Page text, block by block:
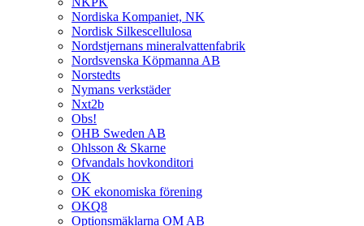
Nordiska Kompaniet, NK
Nordisk Silkescellulosa
Nordstjernans mineralvattenfabrik
Nordsvenska Köpmanna AB
Norstedts
Nymans verkstäder
Nxt2b
Obs!
OHB Sweden AB
Ohlsson & Skarne
Ofvandals hovkonditori
OK
OK ekonomiska förening
OKQ8
Optionsmäklarna OM AB